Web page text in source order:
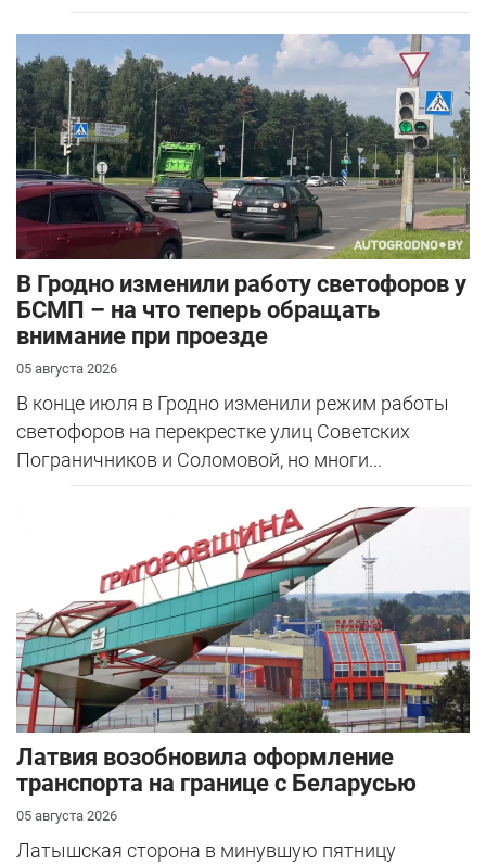
В Гродно изменили работу светофоров у
БСМП – на что теперь обращать
внимание при проезде
05 августа 2026
В конце июля в Гродно изменили режим работы
светофоров на перекрестке улиц Советских
Пограничников и Соломовой, но многи...
Латвия возобновила оформление
транспорта на границе с Беларусью
05 августа 2026
Латышская сторона в минувшую пятницу